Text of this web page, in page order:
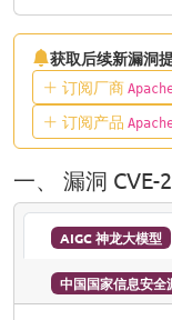
获取后续新漏洞
订阅厂商
订阅产品
一、 漏洞 CVE-
AIGC 神龙大模型
中国国家信息安全